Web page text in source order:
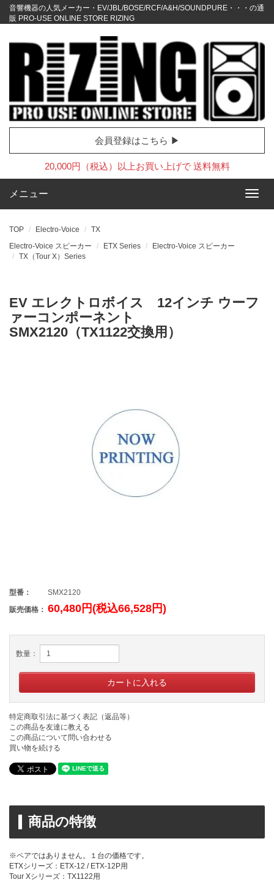
音響機器の人気メーカー・EV/JBL/BOSE/RCF/A&H/SOUNDPURE・・・の通
販 PRO-USE ONLINE STORE RIZING
会員登録はこちら ▶
20,000円（税込）以上お買い上げで 送料無料
メニュー
TOP Electro-Voice
TX
Electro-Voice スピーカー
ETX Series
Electro-Voice スピーカー
TX（Tour X）Series
EV エレクトロボイス 12インチ ウーフ
ァーコンポーネント
SMX2120（TX1122交換用）
型番：
SMX2120
販売価格： 60,480円(税込66,528円)
数量：
特定商取引法に基づく表記（返品等）
この商品を友達に教える
この商品について問い合わせる
買い物を続ける
商品の特徴
※ペアではありません。１台の価格です。
ETXシリーズ：ETX-12 / ETX-12P用
Tour Xシリーズ：TX1122用